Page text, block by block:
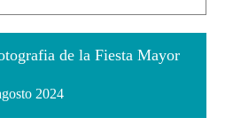
de la Fiesta Mayor
2024